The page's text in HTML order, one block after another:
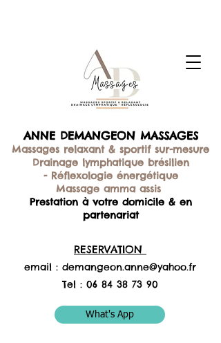
ANNE DEMANGEON MASSAGES
Massages relaxant & sportif sur-mesure
Drainage lymphatique brésilien
- Réflexologie énergétique
Massage amma assis
Prestation à votre domicile & en
partenariat
RESERVATION
email : demangeon.anne@yahoo.fr
Tel : 06 84 38 73 90
What's App